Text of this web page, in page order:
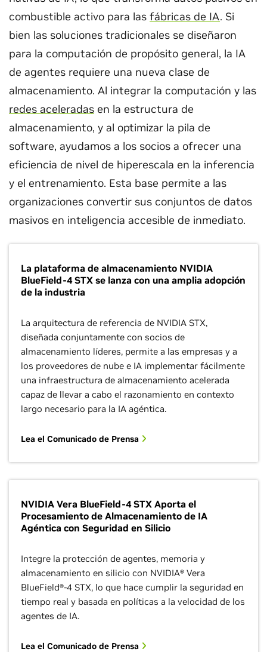
combustible activo para las fábricas de IA. Si
bien las soluciones tradicionales se diseñaron
para la computación de propósito general, la IA
de agentes requiere una nueva clase de
almacenamiento. Al integrar la computación y las
redes aceleradas en la estructura de
almacenamiento, y al optimizar la pila de
software, ayudamos a los socios a ofrecer una
eficiencia de nivel de hiperescala en la inferencia
y el entrenamiento. Esta base permite a las
organizaciones convertir sus conjuntos de datos
masivos en inteligencia accesible de inmediato.
La plataforma de almacenamiento NVIDIA
BlueField-4 STX se lanza con una amplia adopción
de la industria
La arquitectura de referencia de NVIDIA STX,
diseñada conjuntamente con socios de
almacenamiento líderes, permite a las empresas y a
los proveedores de nube e IA implementar fácilmente
una infraestructura de almacenamiento acelerada
capaz de llevar a cabo el razonamiento en contexto
largo necesario para la IA agéntica.
Lea el Comunicado de Prensa
NVIDIA Vera BlueField-4 STX Aporta el
Procesamiento de Almacenamiento de IA
Agéntica con Seguridad en Silicio
Integre la protección de agentes, memoria y
almacenamiento en silicio con NVIDIA® Vera
BlueField®-4 STX, lo que hace cumplir la seguridad en
tiempo real y basada en políticas a la velocidad de los
agentes de IA.
Lea el Comunicado de Prensa